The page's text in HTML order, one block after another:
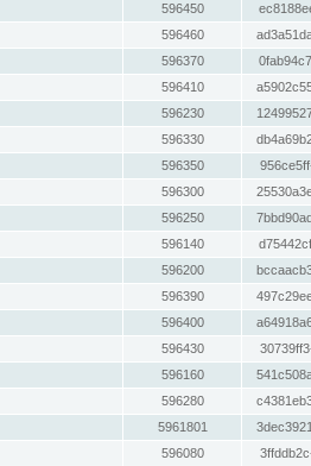
596450
596460
596370
596410
596230
596330
596350
596300
596250
596140
596200
596390
596400
596430
596160
596280
5961801
596080